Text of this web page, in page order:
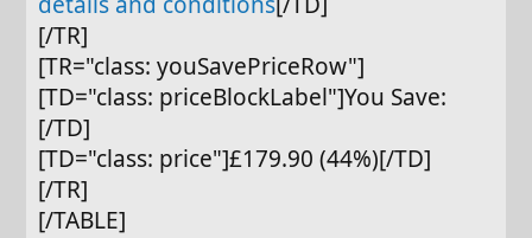
[/TR]
[TR="class: youSavePriceRow"]
[TD="class: priceBlockLabel"]You Save:
[/TD]
[TD="class: price"]£179.90 (44%)[/TD]
[/TR]
[/TABLE]